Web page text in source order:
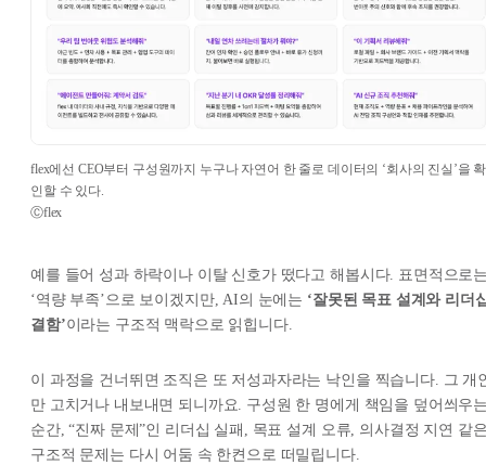
flex에선 CEO부터 구성원까지 누구나 자연어 한 줄로 데이터의 ‘회사의 진실’을 확
인할 수 있다.
Ⓒflex
예를 들어 성과 하락이나 이탈 신호가 떴다고 해봅시다. 표면적으로
‘역량 부족’으로 보이겠지만, AI의 눈에는 ‘잘못된 목표 설계와 리더
결함’이라는 구조적 맥락으로 읽힙니다.
이 과정을 건너뛰면 조직은 또 저성과자라는 낙인을 찍습니다. 그 개
만 고치거나 내보내면 되니까요. 구성원 한 명에게 책임을 덮어씌우
순간, “진짜 문제”인 리더십 실패, 목표 설계 오류, 의사결정 지연 같
구조적 문제는 다시 어둠 속 한켠으로 떠밀립니다.